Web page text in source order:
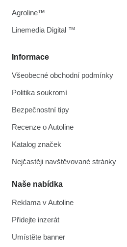
Informace
Všeobecné obchodní podmínky
Politika soukromí
Bezpečnostní tipy
Recenze o Autoline
Katalog značek
Nejčastěji navštěvované stránky
Naše nabídka
Reklama v Autoline
Přidejte inzerát
Umístěte banner
Agroline™
Linemedia Digital ™